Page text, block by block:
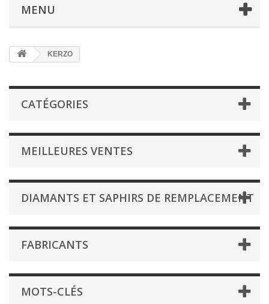
MENU
KERZO
CATÉGORIES
MEILLEURES VENTES
DIAMANTS ET SAPHIRS DE REMPLACEMENT
FABRICANTS
MOTS-CLÉS